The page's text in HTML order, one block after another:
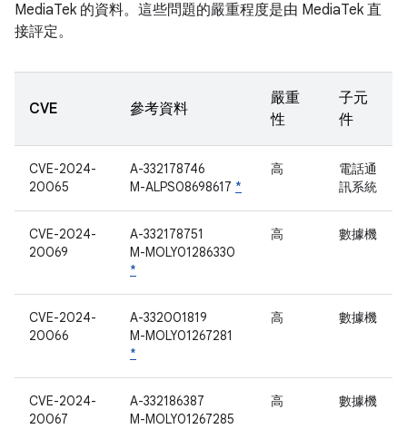
MediaTek 的資料。這些問題的嚴重程度是由 MediaTek 直
接評定。
CVE 參考資料
嚴重
性
子元
件
CVE-2024-
20065
A-332178746
M-ALPS08698617 *
高
電話通
訊系統
CVE-2024-
20069
A-332178751
M-MOLY01286330
*
高 數據機
CVE-2024-
20066
A-332001819
M-MOLY01267281
*
高 數據機
CVE-2024-
20067
A-332186387
M-MOLY01267285
高 數據機